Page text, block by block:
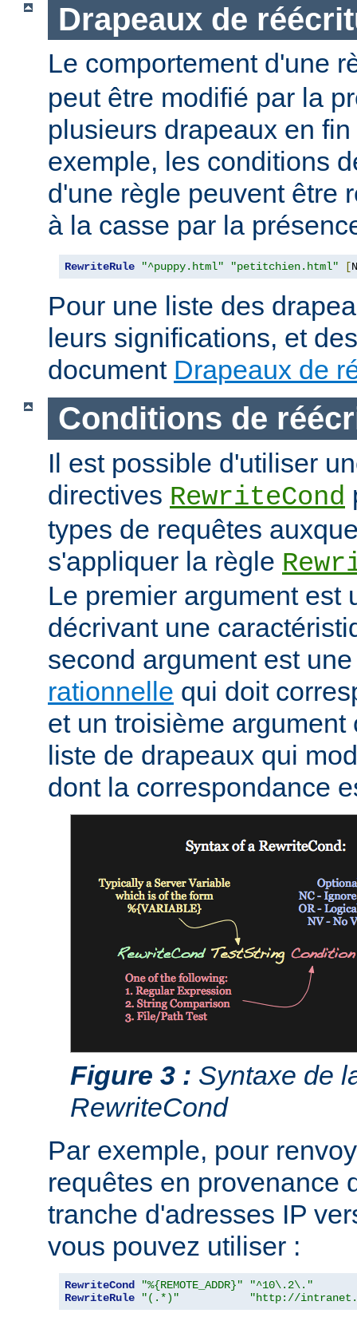
Drapeaux de
Le comportement d'une
peut être modifié par la
plusieurs drapeaux en
exemple, les conditions
d'une règle peuvent être
à la casse par la
RewriteRule "^puppy.html" "petitchien.html" [
Pour une liste des
leurs significations, et
document Drapeaux de
Conditions de
Il est possible d'utiliser
directives RewriteCond
types de requêtes
s'appliquer la règle
Le premier argument est
décrivant une
second argument est
rationnelle qui doit
et un troisième
liste de drapeaux qui
dont la correspondance
Figure 3 : Syntaxe de
RewriteCond
Par exemple, pour
requêtes en provenance
tranche d'adresses IP
vous pouvez utiliser :
RewriteCond "%{REMOTE_ADDR}"
"^10\.2\."
RewriteRule
"(.*)" "http://